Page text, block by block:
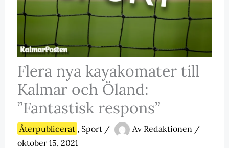
Flera nya kayakomater till
Kalmar och Öland:
”Fantastisk respons”
Återpublicerat , Sport/ Av Redaktionen /
oktober 15, 2021